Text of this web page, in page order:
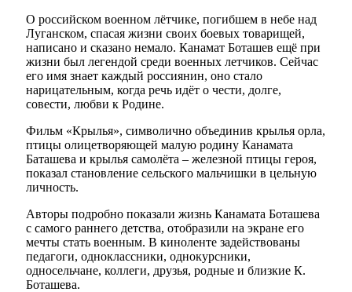
О российском военном лётчике, погибшем в небе над
Луганском, спасая жизни своих боевых товарищей,
написано и сказано немало. Канамат Боташев ещё при
жизни был легендой среди военных летчиков. Сейчас
его имя знает каждый россиянин, оно стало
нарицательным, когда речь идёт о чести, долге,
совести, любви к Родине.
Фильм «Крылья», символично объединив крылья орла,
птицы олицетворяющей малую родину Канамата
Баташева и крылья самолёта – железной птицы героя,
показал становление сельского мальчишки в цельную
личность.
Авторы подробно показали жизнь Канамата Боташева
с самого раннего детства, отобразили на экране его
мечты стать военным. В киноленте задействованы
педагоги, одноклассники, однокурсники,
односельчане, коллеги, друзья, родные и близкие К.
Боташева.
Мэр